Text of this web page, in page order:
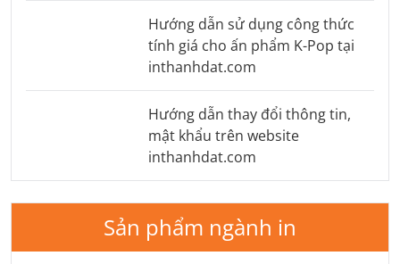
Hướng dẫn sử dụng công thức
tính giá cho ấn phẩm K-Pop tại
inthanhdat.com
Hướng dẫn thay đổi thông tin,
mật khẩu trên website
inthanhdat.com
Sản phẩm ngành in